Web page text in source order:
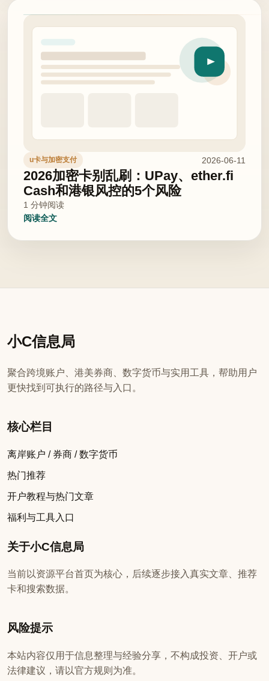
u卡与加密支付 2026-06-11
2026加密卡别乱刷：UPay、ether.fi
Cash和港银风控的5个风险
1 分钟阅读
阅读全文
小C信息局
聚合跨境账户、港美券商、数字货币与实用工具，帮助用户
更快找到可执行的路径与入口。
核心栏目
离岸账户 / 券商 / 数字货币
热门推荐
开户教程与热门文章
福利与工具入口
关于小C信息局
当前以资源平台首页为核心，后续逐步接入真实文章、推荐
卡和搜索数据。
风险提示
本站内容仅用于信息整理与经验分享，不构成投资、开户或
法律建议，请以官方规则为准。